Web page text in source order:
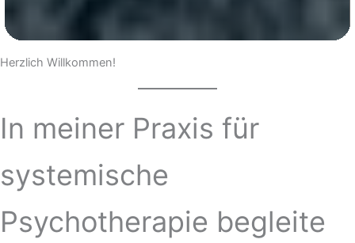
Herzlich Willkommen!
In meiner Praxis für
systemische
Psychotherapie begleite